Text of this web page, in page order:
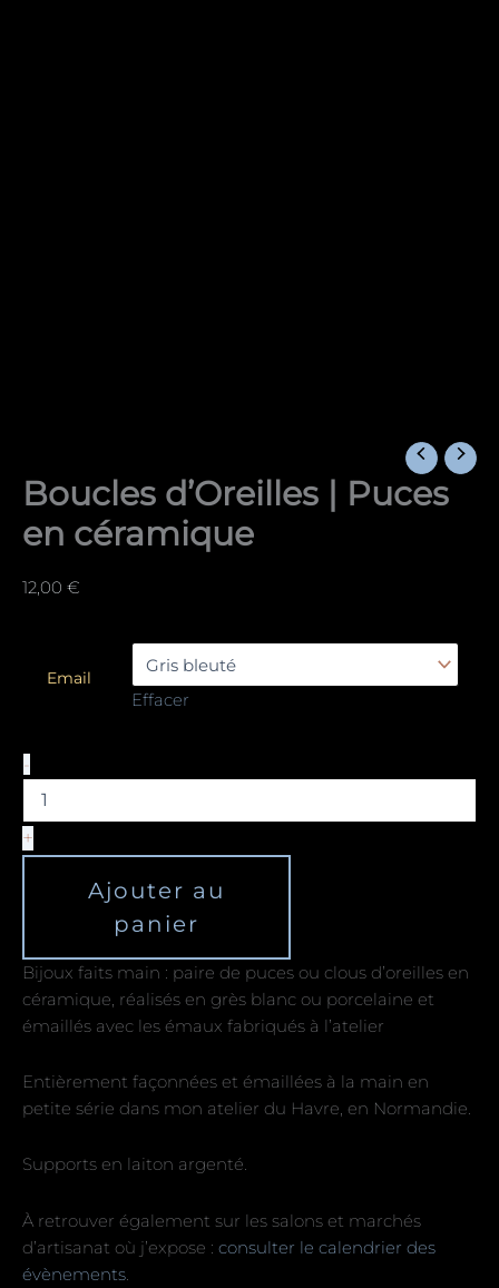
Boucles d’Oreilles | Puces
en céramique
12,00 €
Email
Effacer
-
+
Ajouter au
panier
Bijoux faits main : paire de puces ou clous d’oreilles en
céramique, réalisés en grès blanc ou porcelaine et
émaillés avec les émaux fabriqués à l’atelier
Entièrement façonnées et émaillées à la main en
petite série dans mon atelier du Havre, en Normandie.
Supports en laiton argenté.
À retrouver également sur les salons et marchés
d’artisanat où j’expose : consulter le calendrier des
évènements